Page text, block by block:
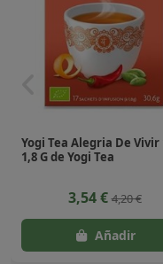
Yogi Tea Alegria De Vivir
1,8 G de Yogi Tea
3,54 €4,20 €